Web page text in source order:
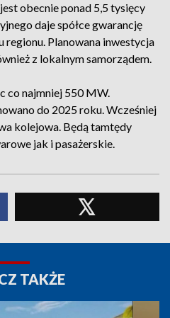
obecnie ponad 5,5 tysięcy
daje spółce gwarancję
Planowana inwestycja
z lokalnym samorządem.
co najmniej 550 MW.
do 2025 roku. Wcześniej
kolejowa. Będą tamtędy
jak i pasażerskie.
TAKŻE